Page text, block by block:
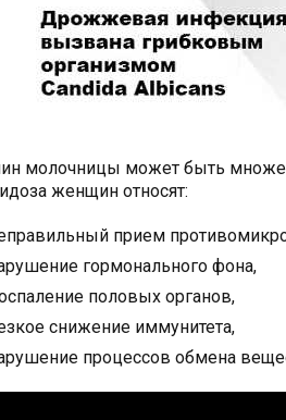
молочницы может быть
женщин относят:
прием
гормонального фона,
половых органов,
снижение иммунитета,
процессов обмена